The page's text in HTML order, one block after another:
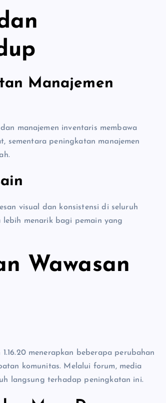
Manajemen
manajemen inventaris membawa
sementara peningkatan manajemen
visual dan konsistensi di seluruh
lebih menarik bagi pemain yang
Wawasan
menerapkan beberapa perubahan
komunitas. Melalui forum, media
langsung terhadap peningkatan ini.